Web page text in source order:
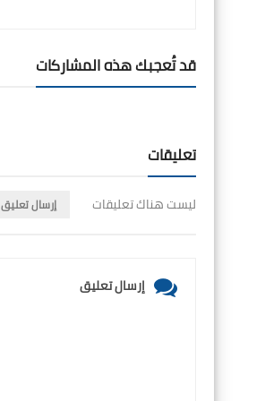
قد تُعجبك هذه المشاركات
تعليقات
ليست هناك تعليقات إرسال تعليق
إرسال تعليق